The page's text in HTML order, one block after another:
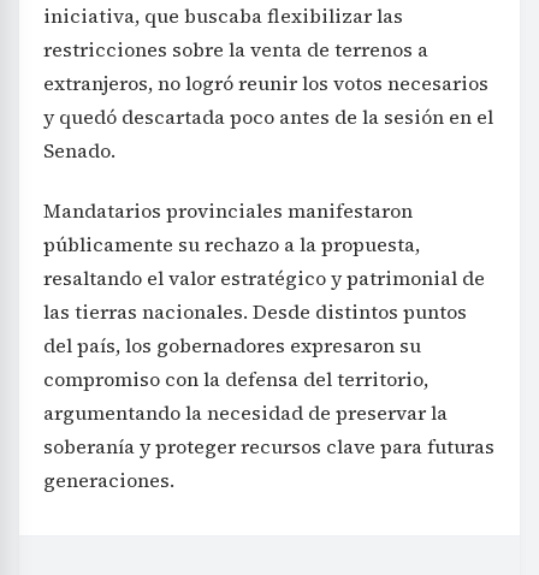
iniciativa, que buscaba flexibilizar las
restricciones sobre la venta de terrenos a
extranjeros, no logró reunir los votos necesarios
y quedó descartada poco antes de la sesión en el
Senado.
Mandatarios provinciales manifestaron
públicamente su rechazo a la propuesta,
resaltando el valor estratégico y patrimonial de
las tierras nacionales. Desde distintos puntos
del país, los gobernadores expresaron su
compromiso con la defensa del territorio,
argumentando la necesidad de preservar la
soberanía y proteger recursos clave para futuras
generaciones.